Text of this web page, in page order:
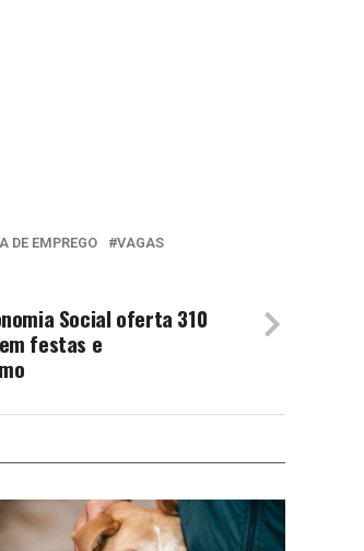
DE EMPREGO VAGAS
Social oferta 310
festas e